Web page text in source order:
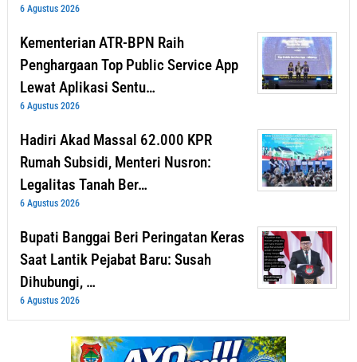
6 Agustus 2026
Kementerian ATR-BPN Raih
Penghargaan Top Public Service App
Lewat Aplikasi Sentu…
6 Agustus 2026
Hadiri Akad Massal 62.000 KPR
Rumah Subsidi, Menteri Nusron:
Legalitas Tanah Ber…
6 Agustus 2026
Bupati Banggai Beri Peringatan Keras
Saat Lantik Pejabat Baru: Susah
Dihubungi, …
6 Agustus 2026